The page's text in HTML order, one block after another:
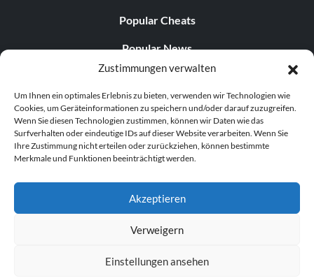
Zustimmungen verwalten
Um Ihnen ein optimales Erlebnis zu bieten, verwenden wir Technologien wie
Cookies, um Geräteinformationen zu speichern und/oder darauf zuzugreifen.
Wenn Sie diesen Technologien zustimmen, können wir Daten wie das
Surfverhalten oder eindeutige IDs auf dieser Website verarbeiten. Wenn Sie
Ihre Zustimmung nicht erteilen oder zurückziehen, können bestimmte
Merkmale und Funktionen beeinträchtigt werden.
Akzeptieren
Verweigern
Einstellungen ansehen
Popular Cheats
Popular News
Popular Editorials
Popular Free Games
LATEST UPDATES
© 1998–2026 MegaGames.com All rights reserved